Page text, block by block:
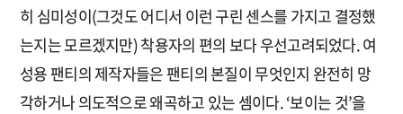
히 심미성이(그것도 어디서 이런 구린 센스를 가지고 결정했
는지는 모르겠지만) 착용자의 편의 보다 우선고려되었다. 여
성용 팬티의 제작자들은 팬티의 본질이 무엇인지 완전히 망
각하거나 의도적으로 왜곡하고 있는 셈이다. ‘보이는 것’을